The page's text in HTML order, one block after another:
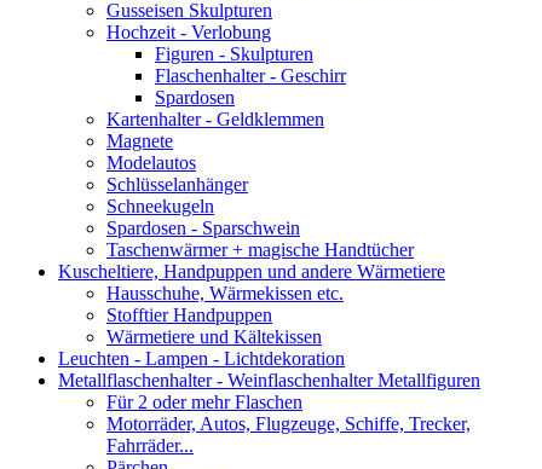
Gusseisen Skulpturen
Hochzeit - Verlobung
Figuren - Skulpturen
Flaschenhalter - Geschirr
Spardosen
Kartenhalter - Geldklemmen
Magnete
Modelautos
Schlüsselanhänger
Schneekugeln
Spardosen - Sparschwein
Taschenwärmer + magische Handtücher
Kuscheltiere, Handpuppen und andere Wärmetiere
Hausschuhe, Wärmekissen etc.
Stofftier Handpuppen
Wärmetiere und Kältekissen
Leuchten - Lampen - Lichtdekoration
Metallflaschenhalter - Weinflaschenhalter Metallfiguren
Für 2 oder mehr Flaschen
Motorräder, Autos, Flugzeuge, Schiffe, Trecker,
Fahrräder...